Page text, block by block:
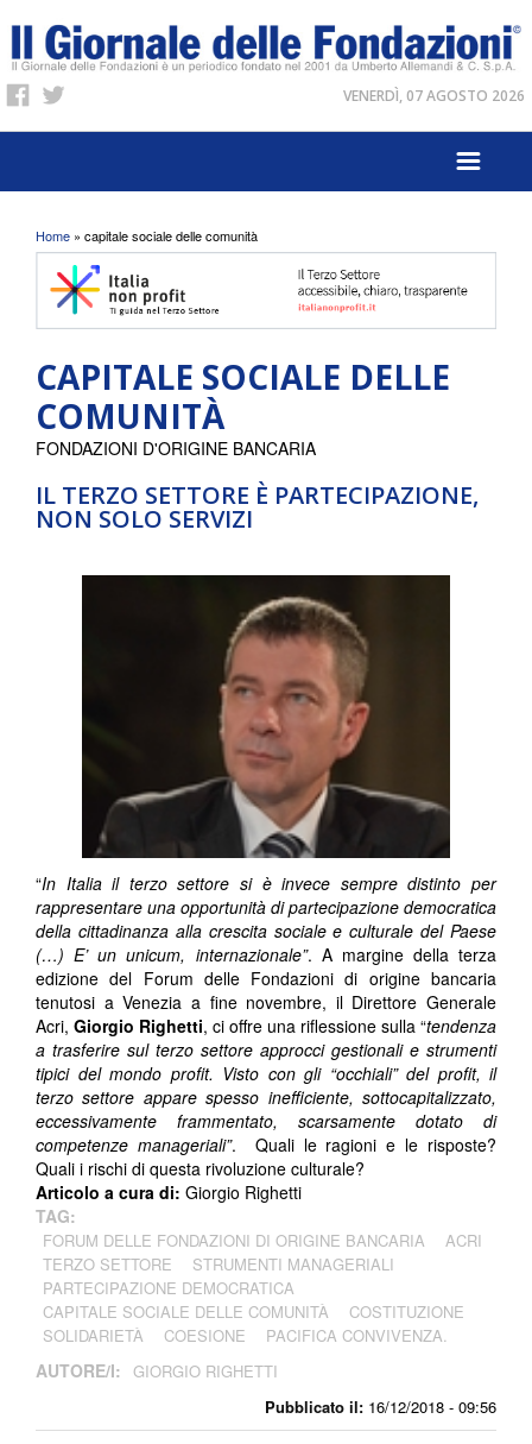
VENERDÌ, 07 AGOSTO 2026
Tu sei qui
Home » capitale sociale delle comunità
CAPITALE SOCIALE DELLE
COMUNITÀ
IL TERZO SETTORE È PARTECIPAZIONE,
NON SOLO SERVIZI
Pubblicato il: 16/12/2018 - 09:56
FONDAZIONI D'ORIGINE BANCARIA
“In Italia il terzo settore si è invece sempre distinto per
rappresentare una opportunità di partecipazione democratica
della cittadinanza alla crescita sociale e culturale del Paese
(…) E’ un unicum, internazionale”. A margine della terza
edizione del Forum delle Fondazioni di origine bancaria
tenutosi a Venezia a fine novembre, il Direttore Generale
Acri, Giorgio Righetti, ci offre una riflessione sulla “tendenza
a trasferire sul terzo settore approcci gestionali e strumenti
tipici del mondo profit. Visto con gli “occhiali” del profit, il
terzo settore appare spesso inefficiente, sottocapitalizzato,
eccessivamente frammentato, scarsamente dotato di
competenze manageriali”. Quali le ragioni e le risposte?
Quali i rischi di questa rivoluzione culturale?
Articolo a cura di: Giorgio Righetti
TAG:
FORUM DELLE FONDAZIONI DI ORIGINE BANCARIA
ACRI
TERZO SETTORE
STRUMENTI MANAGERIALI
PARTECIPAZIONE DEMOCRATICA
CAPITALE SOCIALE DELLE COMUNITÀ
COSTITUZIONE
SOLIDARIETÀ
COESIONE PACIFICA CONVIVENZA.
AUTORE/I: GIORGIO RIGHETTI